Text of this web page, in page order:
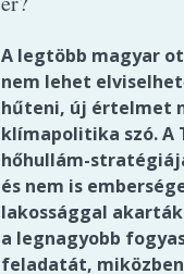
A legtöbb magyar
nem lehet
hűteni, új értelmet
klímapolitika szó. A
hőhullám-
és nem is
lakossággal
a legnagyobb
feladatát,